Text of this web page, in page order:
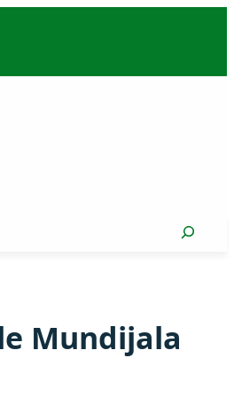
Search
Mundijala